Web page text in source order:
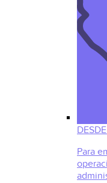
Para